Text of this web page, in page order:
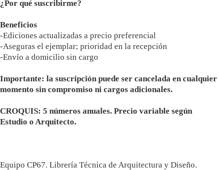
¿Por qué suscribirme?
Beneficios
-Ediciones actualizadas a precio preferencial
-Aseguras el ejemplar; prioridad en la recepción
-Envío a domicilio sin cargo
Importante: la suscripción puede ser cancelada en cualquier
momento sin compromiso ni cargos adicionales.
CROQUIS: 5 números anuales. Precio variable según
Estudio o Arquitecto.
Equipo CP67. Librería Técnica de Arquitectura y Diseño.